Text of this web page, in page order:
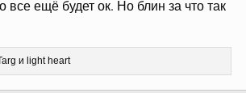
все ещё будет ок. Но блин за что так
и light heart